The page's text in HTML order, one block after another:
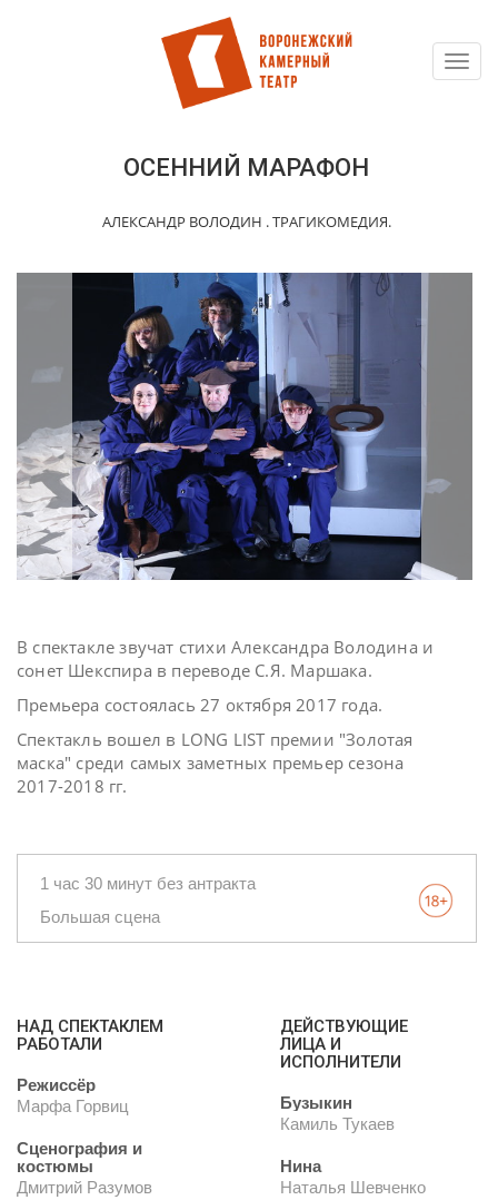
ОСЕННИЙ МАРАФОН
АЛЕКСАНДР ВОЛОДИН . ТРАГИКОМЕДИЯ.
В спектакле звучат стихи Александра Володина и
сонет Шекспира в переводе С.Я. Маршака.
Премьера состоялась 27 октября 2017 года.
Спектакль вошел в LONG LIST премии "Золотая
маска" среди самых заметных премьер сезона
2017-2018 гг.
1 час 30 минут без антракта
Большая сцена
НАД СПЕКТАКЛЕМ
РАБОТАЛИ
Режиссёр
Марфа Горвиц
Сценография и
костюмы
Дмитрий Разумов
ДЕЙСТВУЮЩИЕ
ЛИЦА И
ИСПОЛНИТЕЛИ
Бузыкин
Камиль Тукаев
Нина
Наталья Шевченко